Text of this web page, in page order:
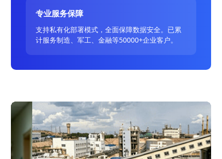
专业服务保障
支持私有化部署模式，全面保障数据安全。已累
计服务制造、军工、金融等50000+企业客户。